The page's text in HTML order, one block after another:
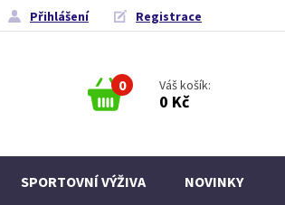
Přihlášení Registrace
0 Váš košík:
0 Kč
SPORTOVNÍ VÝŽIVA NOVINKY